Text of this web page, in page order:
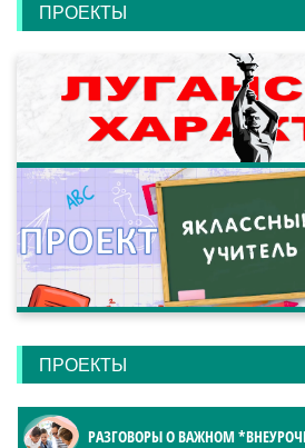
ПРОЕКТЫ
ПРОЕКТЫ
РАЗГОВОРЫ О ВАЖНОМ